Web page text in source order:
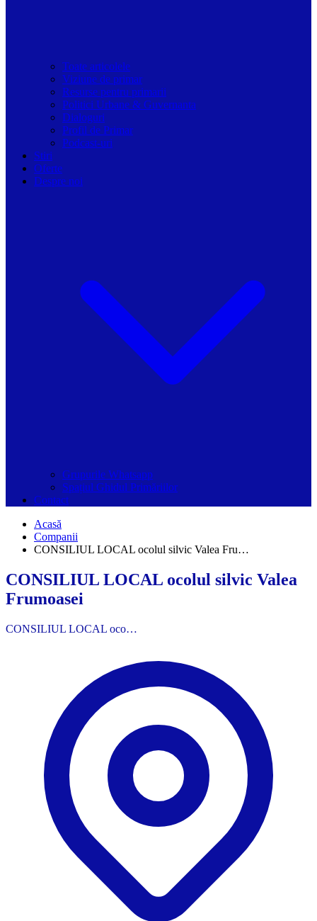
Toate articolele
Viziune de primar
Resurse pentru primarii
Politici Urbane & Guvernanta
Dialoguri
Profil de Primar
Podcast-uri
Stiri
Oferte
Despre noi
Grupurile Whatsapp
Spațiul Ghidul Primăriilor
Contact
Acasă
Companii
CONSILIUL LOCAL ocolul silvic Valea Fru…
CONSILIUL LOCAL ocolul silvic Valea
Frumoasei
CONSILIUL LOCAL oco…